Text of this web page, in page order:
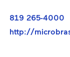
819 265-4000
http://